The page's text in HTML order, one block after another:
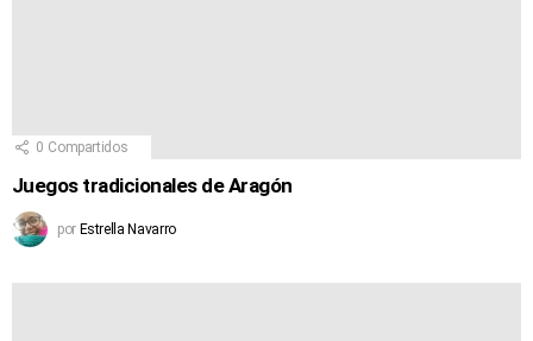
0 Compartidos
Juegos tradicionales de Aragón
por Estrella Navarro